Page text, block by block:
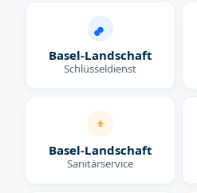
Basel-Landschaft
Schlüsseldienst
Basel-Landschaft
Sanitärservice